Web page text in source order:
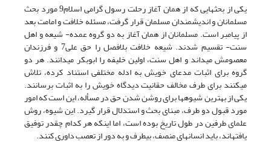
یکی از بحث‏هایی که از همان آغاز رحلت رسول گرامی اسلام9 مورد بحث
مسلمانان و اندیشمندان مسلمان قرار گرفت، مسئله خلافت و امامت بعد
از پیامبر است. مسلمانان از همان آغاز به دو گروه عمده- شیعه و اهل
سنت- تقسیم شدند. شیعه خلافت بلافصل را حق علی7 و فرزندان
معصومش می‏داند و اهل سنت، اولین خلیفه را ابوبکر می‏دانند. هر دو
گروه برای اثبات مدعای خویش به ادله مختلفی استناد کرده، تلاش
می‏کنند برای طرف مخالف حقانیت دیدگاه خویش را به اثبات برسانند.
یکی از بهترین شیوه‏ها برای روشن شدن حق در مسأله، این است که امور
مورد قبول دو طرف، مبنای بحث و استدلال قرار گیرد. این شیوه، روش
علمای طرفین در طول تاریخ بوده است، اما اینکه هر کدام چقدر توفیق
یافته‏اند، باید انسان‏های منصف، بی‏طرف و به دور از تعصب داوری کنند.